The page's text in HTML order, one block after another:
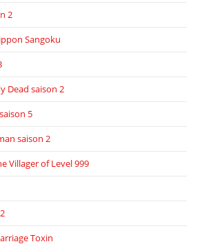
2
Sangoku
Dead saison 2
5
saison 2
Villager of Level 999
Toxin